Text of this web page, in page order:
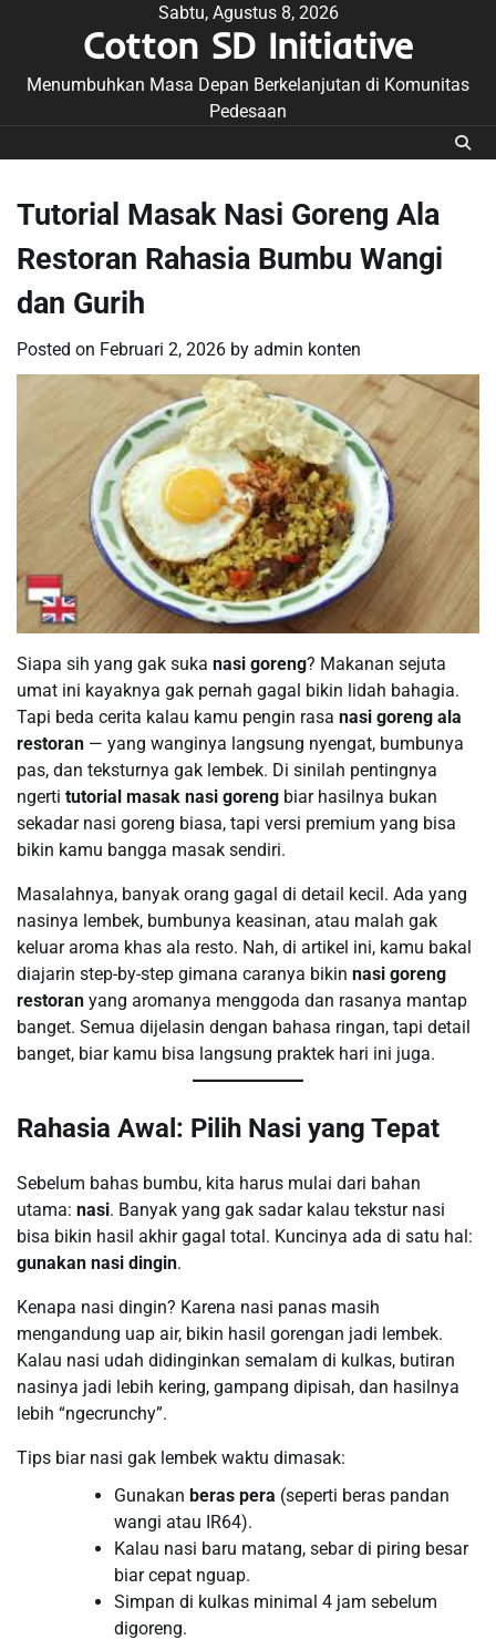
Sabtu, Agustus 8, 2026
Cotton SD Initiative
Menumbuhkan Masa Depan Berkelanjutan di Komunitas
Pedesaan
Tutorial Masak Nasi Goreng Ala
Restoran Rahasia Bumbu Wangi
dan Gurih
Posted on Februari 2, 2026 by admin konten
Siapa sih yang gak suka nasi goreng? Makanan sejuta
umat ini kayaknya gak pernah gagal bikin lidah bahagia.
Tapi beda cerita kalau kamu pengin rasa nasi goreng ala
restoran — yang wanginya langsung nyengat, bumbunya
pas, dan teksturnya gak lembek. Di sinilah pentingnya
ngerti tutorial masak nasi goreng biar hasilnya bukan
sekadar nasi goreng biasa, tapi versi premium yang bisa
bikin kamu bangga masak sendiri.
Masalahnya, banyak orang gagal di detail kecil. Ada yang
nasinya lembek, bumbunya keasinan, atau malah gak
keluar aroma khas ala resto. Nah, di artikel ini, kamu bakal
diajarin step-by-step gimana caranya bikin nasi goreng
restoran yang aromanya menggoda dan rasanya mantap
banget. Semua dijelasin dengan bahasa ringan, tapi detail
banget, biar kamu bisa langsung praktek hari ini juga.
Rahasia Awal: Pilih Nasi yang Tepat
Sebelum bahas bumbu, kita harus mulai dari bahan
utama: nasi. Banyak yang gak sadar kalau tekstur nasi
bisa bikin hasil akhir gagal total. Kuncinya ada di satu hal:
gunakan nasi dingin.
Kenapa nasi dingin? Karena nasi panas masih
mengandung uap air, bikin hasil gorengan jadi lembek.
Kalau nasi udah didinginkan semalam di kulkas, butiran
nasinya jadi lebih kering, gampang dipisah, dan hasilnya
lebih “ngecrunchy”.
Tips biar nasi gak lembek waktu dimasak:
Gunakan beras pera (seperti beras pandan
wangi atau IR64).
Kalau nasi baru matang, sebar di piring besar
biar cepat nguap.
Simpan di kulkas minimal 4 jam sebelum
digoreng.